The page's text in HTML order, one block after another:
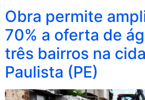
Obra permite
70% a oferta de
três bairros na
Paulista (PE)